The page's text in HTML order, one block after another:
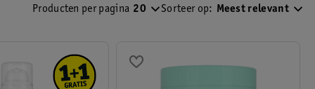
Producten per pagina 20 Sorteer op: Meest relevant